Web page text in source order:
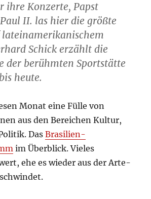
ihre Konzerte, Papst
II. las hier die größte
lateinamerikanischem
Schick erzählt die
der berühmten Sportstätte
heute.
Monat eine Fülle von
aus den Bereichen Kultur,
DasBrasilien-
im Überblick. Vieles
ehe es wieder aus der Arte-